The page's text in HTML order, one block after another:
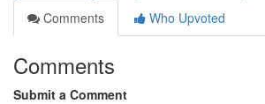
Comments
Who Upvoted
Comments
Submit a Comment